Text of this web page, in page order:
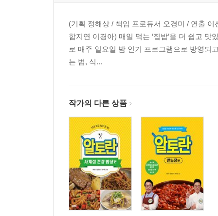
(기획 정해상 / 책임 프로듀서 오경미 / 연출
함지연 이경아) 매일 먹는 ‘집밥’을 더 쉽고
로 매주 일요일 밤 인기 프로그램으로 방영되
는 법, 식...
작가의 다른 상품